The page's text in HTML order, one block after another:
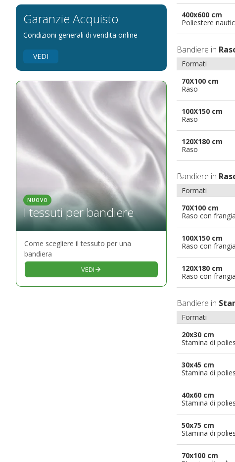
pennoni per bandiere
Garanzie Acquisto
Condizioni generali di vendita online
VEDI
NUOVO
I tessuti per bandiere
Come scegliere il tessuto per una
bandiera
VEDI
400x600 cm
Poliestere
Bandiere in
Formati
70X100 cm
Raso
100X150 cm
Raso
120X180 cm
Raso
Bandiere in
Formati
70X100 cm
Raso con
100X150 cm
Raso con
120X180 cm
Raso con
Bandiere in
Formati
20x30 cm
Stamina di
30x45 cm
Stamina di
40x60 cm
Stamina di
50x75 cm
Stamina di
70x100 cm